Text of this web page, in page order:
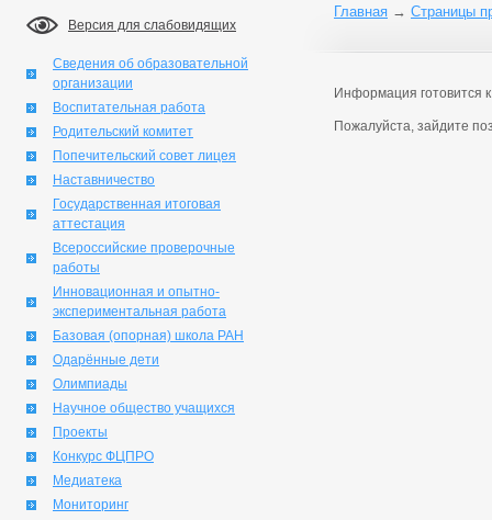
Версия для слабовидящих
Сведения об образовательной
организации
Воспитательная работа
Родительский комитет
Попечительский совет лицея
Наставничество
Государственная итоговая
аттестация
Всероссийские проверочные
работы
Инновационная и опытно-
экспериментальная работа
Базовая (опорная) школа РАН
Одарённые дети
Олимпиады
Научное общество учащихся
Проекты
Конкурс ФЦПРО
Медиатека
Мониторинг
Главная → Страницы
Информация готовится
Пожалуйста, зайдите